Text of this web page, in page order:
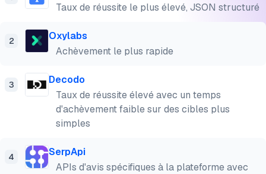
Taux de réussite le plus élevé, JSON structuré
2
Oxylabs
Achèvement le plus rapide
3
Decodo
Taux de réussite élevé avec un temps
d'achèvement faible sur des cibles plus
simples
4
SerpApi
APIs d'avis spécifiques à la plateforme avec